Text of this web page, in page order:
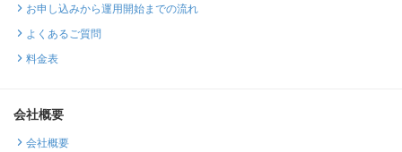
お申し込みから運用開始までの流れ
よくあるご質問
料金表
会社概要
会社概要